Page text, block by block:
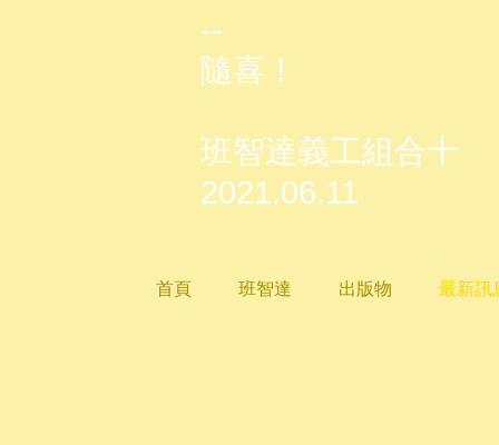
--
隨喜！
班智達義工組合十
2021.06.11
首頁 班智達 出版物 最新訊